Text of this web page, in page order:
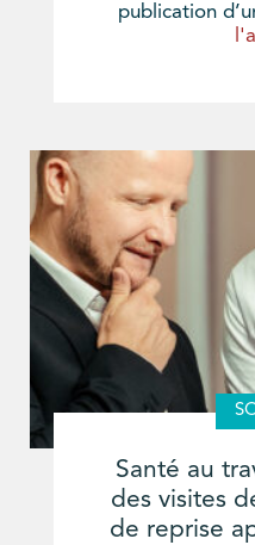
publication
Santé au
des visites
de reprise